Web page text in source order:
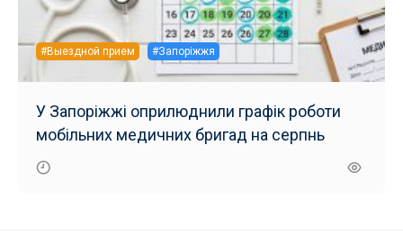
#Выездной прием #Запоріжжя
У Запоріжжі оприлюднили графік роботи
мобільних медичних бригад на серпнь